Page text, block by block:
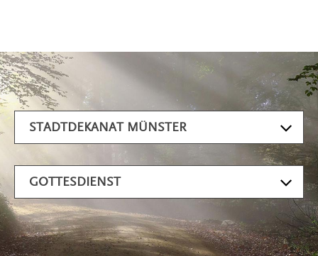
Artikel filtern
STADTDEKANAT MÜNSTER
GOTTESDIENST